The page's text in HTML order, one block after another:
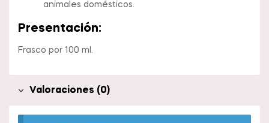
animales domésticos.
Presentación:
Frasco por 100 ml.
Valoraciones (0)